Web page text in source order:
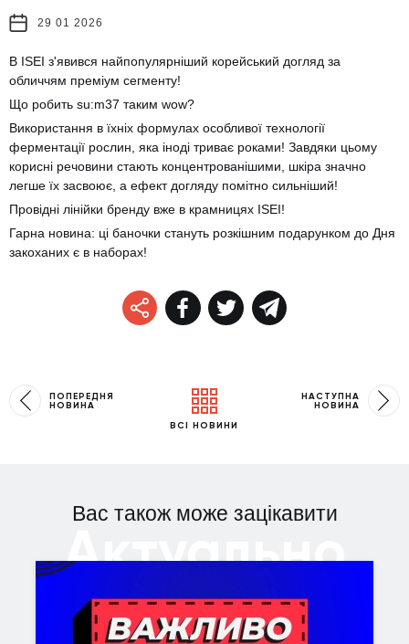
29 01 2026
В ISEI з'явився найпопулярніший корейський догляд за
обличчям преміум сегменту!
Що робить su:m37 таким wow?
Використання в їхніх формулах особливої технології
ферментації рослин, яка іноді триває роками! Завдяки цьому
корисні речовини стають концентрованішими, шкіра значно
легше їх засвоює, а ефект догляду помітно сильніший!
Провідні лінійки бренду вже в крамницях ISEI!
Гарна новина: ці баночки стануть розкішним подарунком до Дня
закоханих є в наборах!
ПОПЕРЕДНЯ
НОВИНА
ВСІ НОВИНИ
НАСТУПНА
НОВИНА
Вас також може зацікавити
Актуально